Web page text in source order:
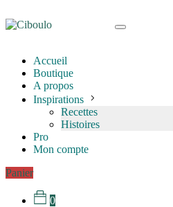
Accueil
Boutique
A propos
Inspirations
Recettes
Histoires
Pro
Mon compte
Panier
0